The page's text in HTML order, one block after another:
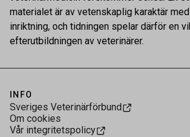
materialet är av vetenskaplig karaktär
inriktning, och tidningen spelar därför en
efterutbildningen av veterinärer.
INFO
Sveriges Veterinärförbund
Om cookies
Vår integritetspolicy